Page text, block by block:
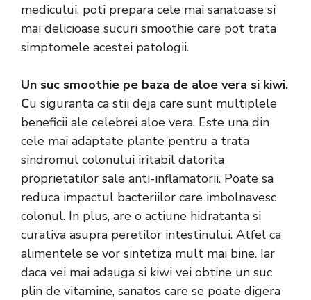
medicului, poti prepara cele mai sanatoase si
mai delicioase sucuri smoothie care pot trata
simptomele acestei patologii.
Un suc smoothie pe baza de aloe vera si kiwi.
Cu siguranta ca stii deja care sunt multiplele
beneficii ale celebrei aloe vera. Este una din
cele mai adaptate plante pentru a trata
sindromul colonului iritabil datorita
proprietatilor sale anti-inflamatorii. Poate sa
reduca impactul bacteriilor care imbolnavesc
colonul. In plus, are o actiune hidratanta si
curativa asupra peretilor intestinului. Atfel ca
alimentele se vor sintetiza mult mai bine. Iar
daca vei mai adauga si kiwi vei obtine un suc
plin de vitamine, sanatos care se poate digera